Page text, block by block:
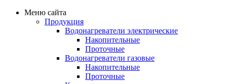
Меню сайта
Продукция
Водонагреватели электрические
Накопительные
Проточные
Водонагреватели газовые
Накопительные
Проточные